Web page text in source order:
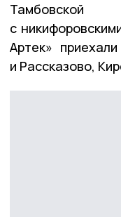
с
Артек»
и Рассказово,